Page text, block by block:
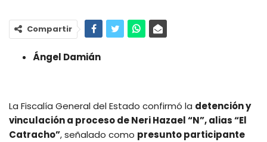
Compartir
Ángel Damián
La Fiscalía General del Estado confirmó la detención y
vinculación a proceso de Neri Hazael “N”, alias “El
Catracho”, señalado como presunto participante